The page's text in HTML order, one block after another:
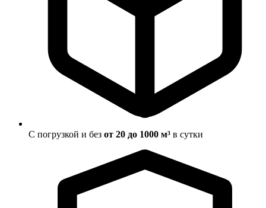
С погрузкой и без от 20 до 1000 м³ в сутки